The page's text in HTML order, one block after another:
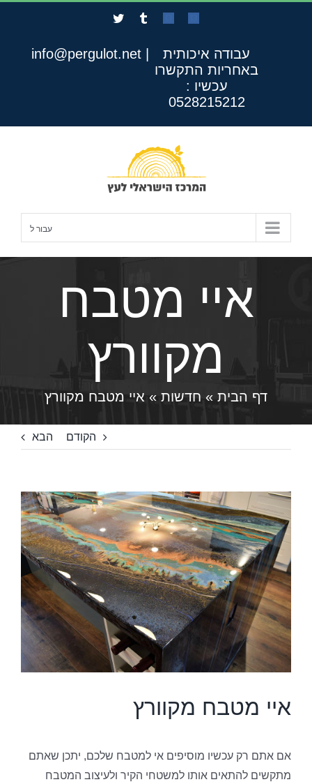
Custom
Tumblr
עבודה איכותית
באחריות התקשרו
עכשיו :
0528215212
info@pergulot.net
עבור ל
איי מטבח
מקוורץ
דף הבית » חדשות » איי מטבח מקוורץ
הקודם הבא
צפה
בתמונה
מוגדלת
איי מטבח מקוורץ
אם אתם רק עכשיו מוסיפים אי למטבח שלכם, יתכן שאתם
מתקשים להתאים אותו למשטחי הקיר ולעיצוב המטבח